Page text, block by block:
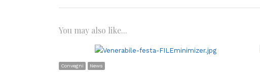
You may also like...
Convegni News